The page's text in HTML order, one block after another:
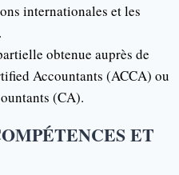
internationales et les
obtenue auprès de
Accountants (ACCA) ou
(CA).
ET